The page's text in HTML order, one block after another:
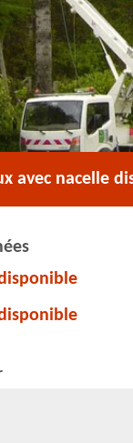
avec nacelle